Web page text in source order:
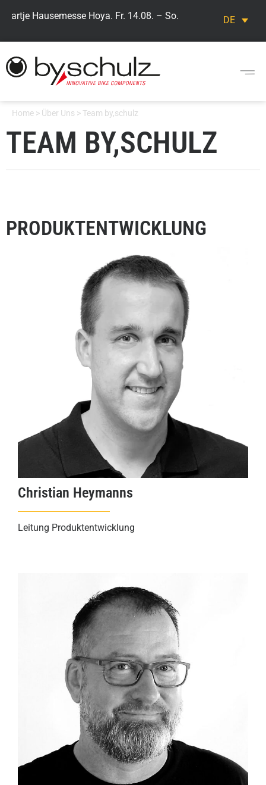
Hausemesse Hoya. Fr. 14.08. – So. 16.08. Besuchen
DE
Home > Über Uns >Team by,schulz
TEAM BY,SCHULZ
PRODUKTENTWICKLUNG
Christian Heymanns
Leitung Produktentwicklung